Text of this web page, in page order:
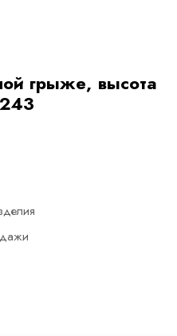
грыже, высота